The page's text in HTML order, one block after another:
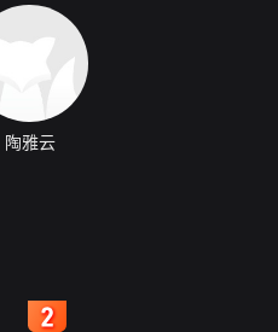
陶雅云